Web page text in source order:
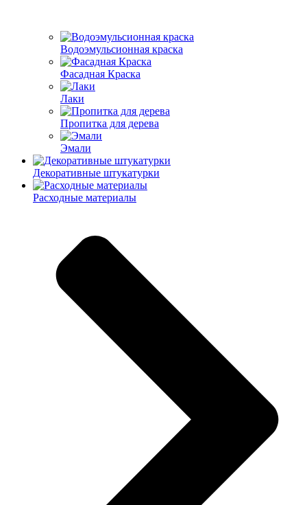
Водоэмульсионная краска
Фасадная Краска
Лаки
Пропитка для дерева
Эмали
Декоративные штукатурки
Расходные материалы